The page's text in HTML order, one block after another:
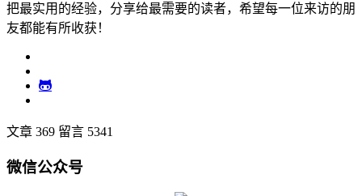
把最实用的经验，分享给最需要的读者，希望每一位来访的朋
友都能有所收获！
文章 369 留言 5341
微信公众号